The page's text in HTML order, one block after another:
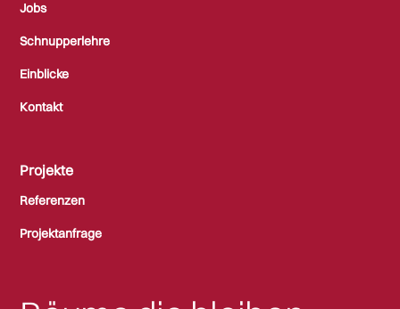
Jobs
Schnupperlehre
Einblicke
Kontakt
Projekte
Referenzen
Projektanfrage